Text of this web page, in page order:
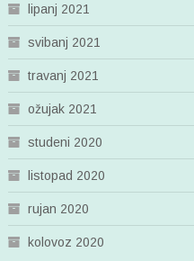
lipanj 2021
svibanj 2021
travanj 2021
ožujak 2021
studeni 2020
listopad 2020
rujan 2020
kolovoz 2020